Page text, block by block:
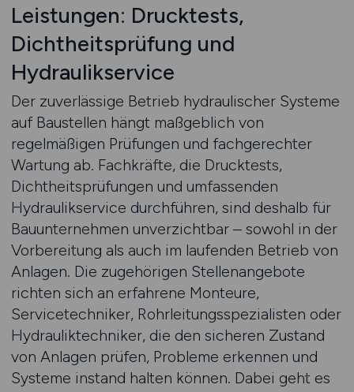
Leistungen: Drucktests,
Dichtheitsprüfung und
Hydraulikservice
Der zuverlässige Betrieb hydraulischer Systeme
auf Baustellen hängt maßgeblich von
regelmäßigen Prüfungen und fachgerechter
Wartung ab. Fachkräfte, die Drucktests,
Dichtheitsprüfungen und umfassenden
Hydraulikservice durchführen, sind deshalb für
Bauunternehmen unverzichtbar – sowohl in der
Vorbereitung als auch im laufenden Betrieb von
Anlagen. Die zugehörigen Stellenangebote
richten sich an erfahrene Monteure,
Servicetechniker, Rohrleitungsspezialisten oder
Hydrauliktechniker, die den sicheren Zustand
von Anlagen prüfen, Probleme erkennen und
Systeme instand halten können. Dabei geht es